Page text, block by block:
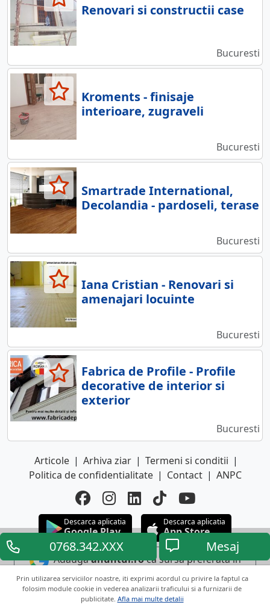
0768.342.XXX Mesaj
Prin utilizarea serviciilor noastre, iti exprimi acordul cu privire la faptul ca
folosim module cookie in vederea analizarii traficului si a furnizarii de
publicitate. Afla mai multe detalii
Renovari si constructii case
Bucuresti
Kroments - finisaje
interioare, zugraveli
Bucuresti
Smartrade International,
Decolandia - pardoseli, terase
Bucuresti
Iana Cristian - Renovari si
amenajari locuinte
Bucuresti
Fabrica de Profile - Profile
decorative de interior si
exterior
Bucuresti
Articole | Arhiva ziar | Termeni si conditii |
Politica de confidentialitate | Contact | ANPC
Descarca aplicatia
Google Play
Descarca aplicatia
App Store
Adaugaanuntul.roca sursa preferata in
Google
Copyright © 2026 ANUNTUL TELEFONIC